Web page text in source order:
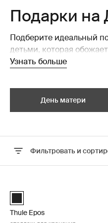
Подарки на
Подберите идеальный
детьми, которая
приключения — в
мам, которые
Узнать больше
День матери
Фильтровать и
Black (selected)
Thule Epos